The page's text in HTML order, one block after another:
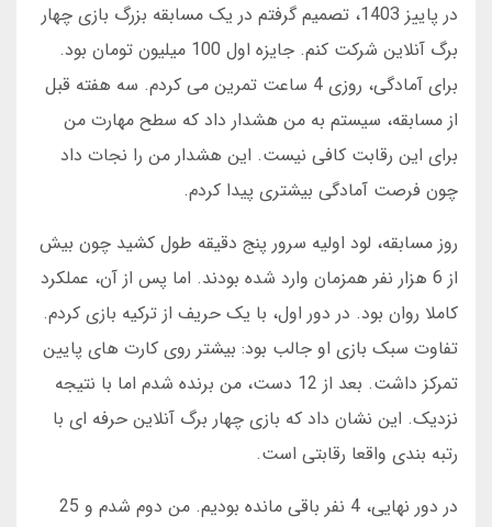
در پاییز 1403، تصمیم گرفتم در یک مسابقه بزرگ بازی چهار
برگ آنلاین شرکت کنم. جایزه اول 100 میلیون تومان بود.
برای آمادگی، روزی 4 ساعت تمرین می کردم. سه هفته قبل
از مسابقه، سیستم به من هشدار داد که سطح مهارت من
برای این رقابت کافی نیست. این هشدار من را نجات داد
چون فرصت آمادگی بیشتری پیدا کردم.
روز مسابقه، لود اولیه سرور پنج دقیقه طول کشید چون بیش
از 6 هزار نفر همزمان وارد شده بودند. اما پس از آن، عملکرد
کاملا روان بود. در دور اول، با یک حریف از ترکیه بازی کردم.
تفاوت سبک بازی او جالب بود: بیشتر روی کارت های پایین
تمرکز داشت. بعد از 12 دست، من برنده شدم اما با نتیجه
نزدیک. این نشان داد که بازی چهار برگ آنلاین حرفه ای با
رتبه بندی واقعا رقابتی است.
در دور نهایی، 4 نفر باقی مانده بودیم. من دوم شدم و 25